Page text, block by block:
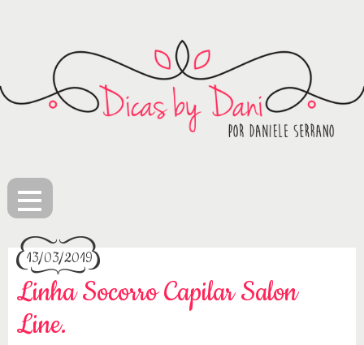
≡
13/03/2019
Linha Socorro Capilar Salon
Line.